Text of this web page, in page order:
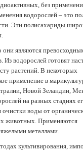
без
водорослей – это
Эти полисахариды
они являются
водорослей готовят
растений. В некоторых
применение в
Новой Зеландии,
на разных стадиях
воды от
животных. Применяются
металлами.
культивирования,